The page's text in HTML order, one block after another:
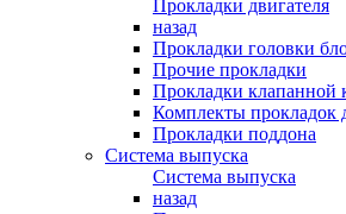
Прокладки двигателя
назад
Прокладки головки
Прочие прокладки
Прокладки клапанной
Комплекты прокладок
Прокладки поддона
Система выпуска
Система выпуска
назад